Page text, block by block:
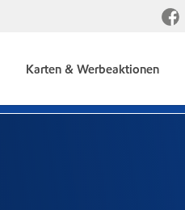
Karten & Werbeaktionen